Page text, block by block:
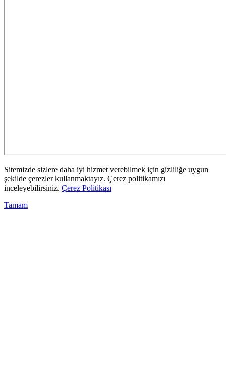
Sitemizde sizlere daha iyi hizmet verebilmek için gizliliğe uygun
şekilde çerezler kullanmaktayız. Çerez politikamızı
inceleyebilirsiniz. Çerez Politikası
Tamam